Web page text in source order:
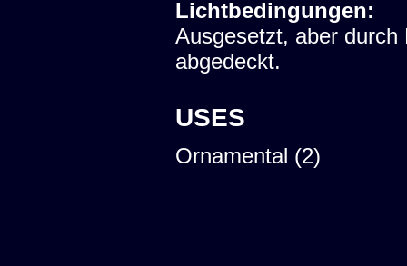
Lichtbedingungen:
Ausgesetzt, aber durch
abgedeckt.
USES
Ornamental (2)